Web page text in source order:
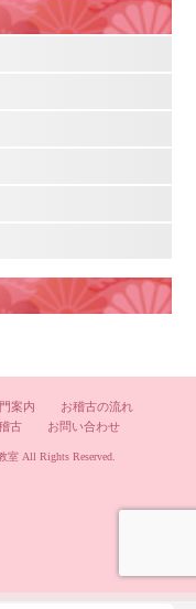
案内
お稽古の流れ
古 お問い合わせ
室All Rights Reserved.